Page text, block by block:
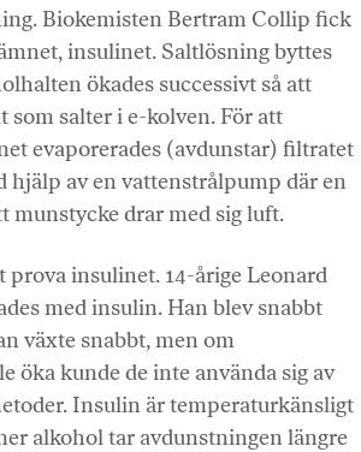
Biokemisten Bertram Collip fick
insulinet. Saltlösning byttes
ökades successivt så att
som salter i e-kolven. För att
evaporerades (avdunstar) filtratet
hjälp av en vattenstrålpump där en
munstycke drar med sig luft.
prova insulinet. 14-årige Leonard
med insulin. Han blev snabbt
växte snabbt, men om
öka kunde de inte använda sig av
Insulin är temperaturkänsligt
alkohol tar avdunstningen längre